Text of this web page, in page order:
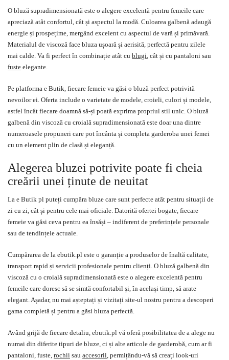
O bluză supradimensionată este o alegere excelentă pentru femeile care
apreciază atât confortul, cât și aspectul la modă. Culoarea galbenă adaugă
energie și prospețime, mergând excelent cu aspectul de vară și primăvară.
Materialul de viscoză face bluza ușoară și aerisită, perfectă pentru zilele
mai calde. Va fi perfect în combinație atât cu blugi, cât și cu pantaloni sau
fuste elegante.
Pe platforma e Butik, fiecare femeie va găsi o bluză perfect potrivită
nevoilor ei. Oferta include o varietate de modele, croieli, culori și modele,
astfel încât fiecare doamnă să-și poată exprima propriul stil unic. O bluză
galbenă din viscoză cu croială supradimensionată este doar una dintre
numeroasele propuneri care pot încânta și completa garderoba unei femei
cu un element plin de clasă și eleganță.
Alegerea bluzei potrivite poate fi cheia
creării unei ținute de neuitat
La e Butik pl puteți cumpăra bluze care sunt perfecte atât pentru situații de
zi cu zi, cât și pentru cele mai oficiale. Datorită ofertei bogate, fiecare
femeie va găsi ceva pentru ea însăși – indiferent de preferințele personale
sau de tendințele actuale.
Cumpărarea de la ebutik.pl este o garanție a produselor de înaltă calitate,
transport rapid și servicii profesionale pentru clienți. O bluză galbenă din
viscoză cu o croială supradimensionată este o alegere excelentă pentru
femeile care doresc să se simtă confortabil și, în același timp, să arate
elegant. Așadar, nu mai așteptați și vizitați site-ul nostru pentru a descoperi
gama completă și pentru a găsi bluza perfectă.
Având grijă de fiecare detaliu, ebutik.pl vă oferă posibilitatea de a alege nu
numai din diferite tipuri de bluze, ci și alte articole de garderobă, cum ar fi
pantaloni, fuste, rochii sau accesorii, permițându-vă să creați look-uri